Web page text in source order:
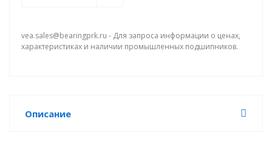
vea.sales@bearingprk.ru - Для запроса информации о ценах,
характеристиках и наличии промышленных подшипников.
Описание